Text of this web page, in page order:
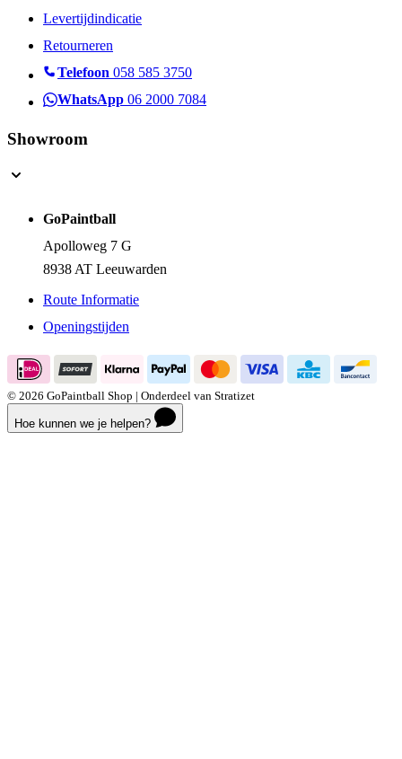
Levertijdindicatie
Retourneren
Telefoon 058 585 3750
WhatsApp 06 2000 7084
Showroom
GoPaintball
Apolloweg 7 G
8938 AT Leeuwarden
Route Informatie
Openingstijden
© 2026 GoPaintball Shop | Onderdeel van Stratizet
Hoe kunnen we je helpen?